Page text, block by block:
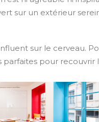
sur un extérieur
sur le cerveau.
parfaites pour